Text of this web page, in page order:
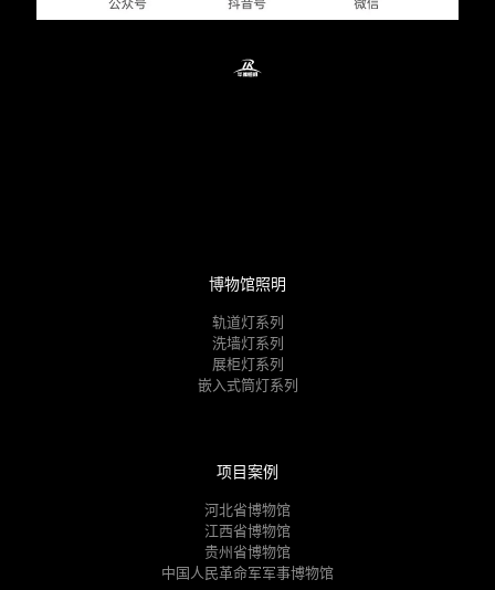
博物馆照明
轨道灯系列
洗墙灯系列
展柜灯系列
嵌入式筒灯系列
项目案例
河北省博物馆
江西省博物馆
贵州省博物馆
中国人民革命军军事博物馆